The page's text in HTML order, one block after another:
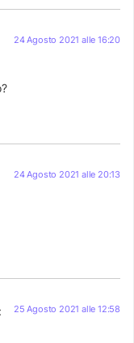
24 Agosto 2021 alle 16:20
24 Agosto 2021 alle 20:13
25 Agosto 2021 alle 12:58